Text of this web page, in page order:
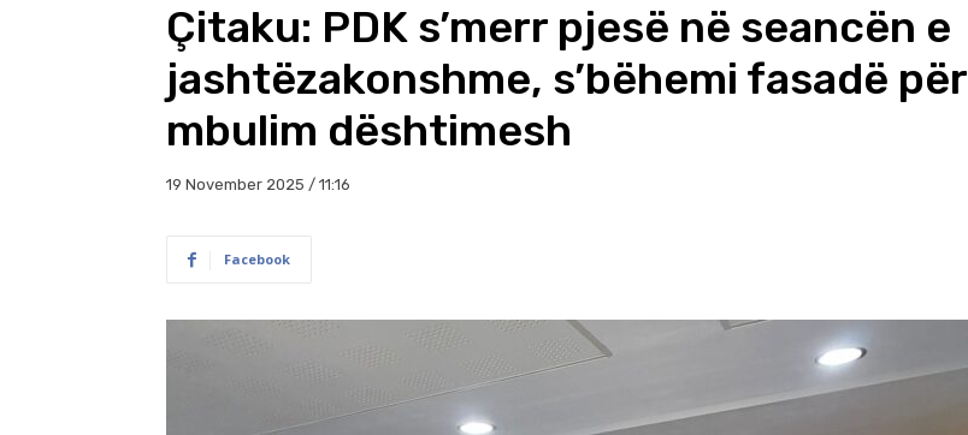
Çitaku: PDK s’merr pjesë në seancën e
jashtëzakonshme, s’bëhemi fasadë për
mbulim dështimesh
19 November 2025 / 11:16
Facebook